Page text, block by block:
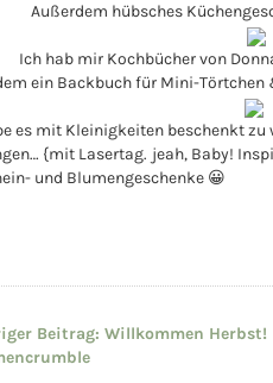
Außerdem hübsches
Ich hab mir Kochbücher von
ein Backbuch für Mini-Törtchen
es mit Kleinigkeiten beschenkt zu
{mit Lasertag. jeah, Baby!
und Blumengeschenke 😀
Beitrag: Willkommen Herbst!